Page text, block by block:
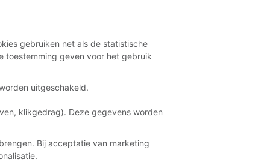
gebruiken net als de statistische
toestemming geven voor het gebruik
uitgeschakeld.
klikgedrag). Deze gegevens worden
Bij acceptatie van marketing